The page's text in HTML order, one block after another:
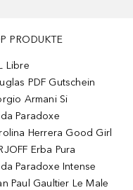
PRODUKTE
Libre
PDF Gutschein
Armani Si
Paradoxe
Herrera Good Girl
Erba Pura
Paradoxe Intense
Paul Gaultier Le Male